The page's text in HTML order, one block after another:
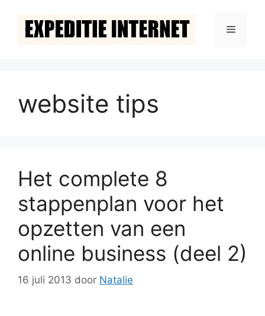
Menu
website tips
Het complete 8
stappenplan voor het
opzetten van een
online business (deel 2)
16 juli 2013 door Natalie